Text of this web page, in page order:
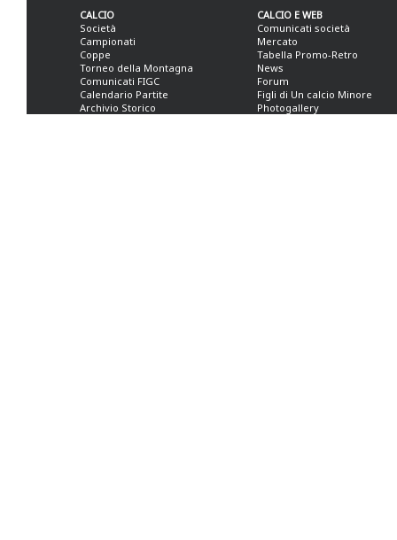
CALCIO
Società
Campionati
Coppe
Torneo della Montagna
Comunicati FIGC
Calendario Partite
Archivio Storico
CALCIO E WEB
Comunicati società
Mercato
Tabella Promo-Retro
News
Forum
Figli di Un calcio Minore
Photogallery